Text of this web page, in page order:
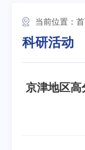
当前位置：
科研活动
京津地区高